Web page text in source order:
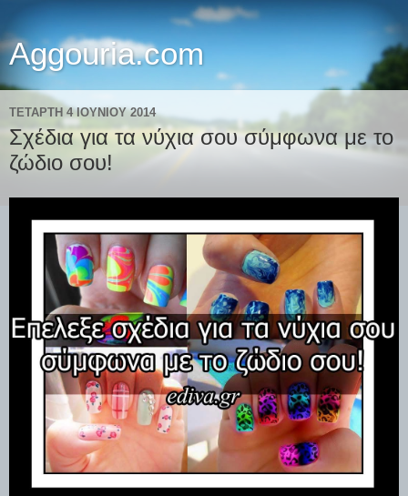
Aggouria.com
ΤΕΤΆΡΤΗ 4 ΙΟΥΝΊΟΥ 2014
Σχέδια για τα νύχια σου σύμφωνα με το
ζώδιο σου!